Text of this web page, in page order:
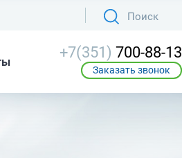
+7(351) 700-88-13
Заказать звонок